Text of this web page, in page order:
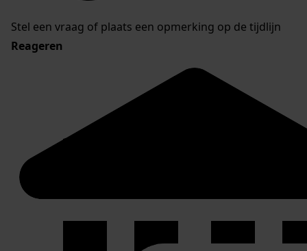
Stel een vraag of plaats een opmerking op de tijdlijn
Reageren